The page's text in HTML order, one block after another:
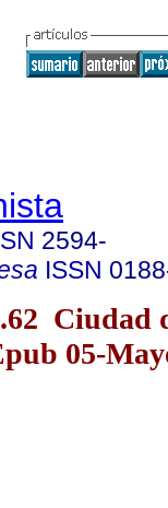
2594-
ISSN
Ciudad
05-